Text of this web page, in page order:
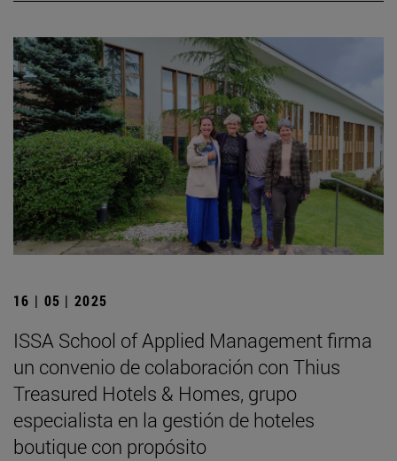
16 | 05 | 2025
ISSA School of Applied Management firma
un convenio de colaboración con Thius
Treasured Hotels & Homes, grupo
especialista en la gestión de hoteles
boutique con propósito